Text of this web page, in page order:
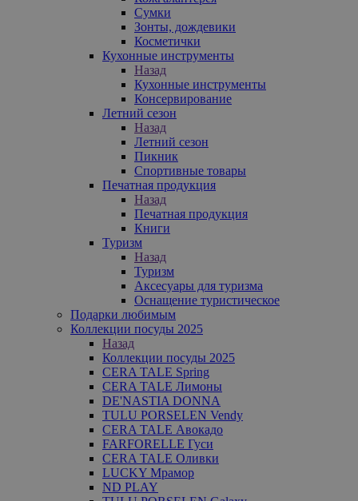
Сумки
Зонты, дождевики
Косметички
Кухонные инструменты
Назад
Кухонные инструменты
Консервирование
Летний сезон
Назад
Летний сезон
Пикник
Спортивные товары
Печатная продукция
Назад
Печатная продукция
Книги
Туризм
Назад
Туризм
Аксесуары для туризма
Оснащение туристическое
Подарки любимым
Коллекции посуды 2025
Назад
Коллекции посуды 2025
CERA TALE Spring
CERA TALE Лимоны
DE'NASTIA DONNA
TULU PORSELEN Vendy
CERA TALE Авокадо
FARFORELLE Гуси
CERA TALE Оливки
LUCKY Мрамор
ND PLAY